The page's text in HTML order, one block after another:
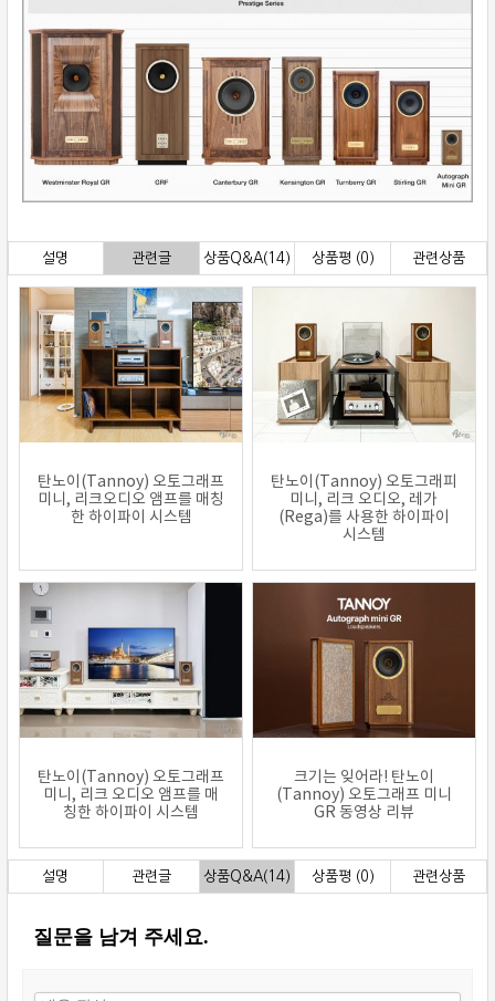
설명 관련글 상품Q&A(14) 상품평 (0) 관련상품
탄노이(Tannoy) 오토그래프
미니, 리크오디오 앰프를 매칭
한 하이파이 시스템
탄노이(Tannoy) 오토그래피
미니, 리크 오디오, 레가
(Rega)를 사용한 하이파이
시스템
탄노이(Tannoy) 오토그래프
미니, 리크 오디오 앰프를 매
칭한 하이파이 시스템
크기는 잊어라! 탄노이
(Tannoy) 오토그래프 미니
GR 동영상 리뷰
설명 관련글 상품Q&A(14) 상품평 (0) 관련상품
질문을 남겨 주세요.